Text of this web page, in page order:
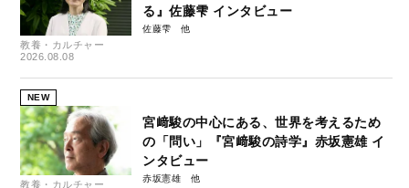
教養・カルチャー
2026.08.08
る』佐藤雫 インタビュー
佐藤雫
NEW
教養・カルチャー
宮﨑駿の中心にある、世界を考えるため
の「問い」『宮﨑駿の詩学』赤坂憲雄 イ
ンタビュー
赤坂憲雄